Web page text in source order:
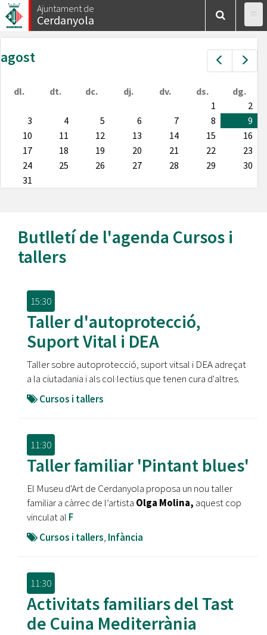
Vés
al
contingut
Ajuntament de
Cerdanyola
Prev
agost
dl. dt. dc. dj. dv. ds.
dg.
1
2
3
4 5 6 7 8
9
10
11 12 13 14 15
16
17
18 19 20 21 22
23
24
25 26 27 28 29
30
31
Butlletí de l'agenda Cursos i
tallers
15:30
Taller d'autoprotecció,
Suport Vital i DEA
Taller sobre autoprotecció, suport vitsal i DEA adreçat
a la ciutadania i als col·lectius que tenen cura d'altres.
Cursos i tallers
11:30
Taller familiar 'Pintant blues'
El Museu d'Art de Cerdanyola proposa un nou taller
familiar a càrrec de l’artista Olga Molina, aquest cop
vinculat al F
Cursos i tallers, Infància
11:30
Activitats familiars del Tast
de Cuina Mediterrània